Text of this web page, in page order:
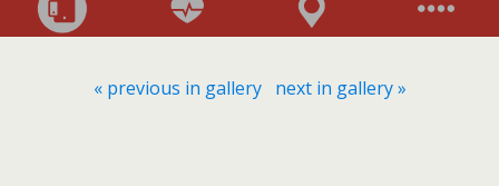
« previous in gallery next in gallery »